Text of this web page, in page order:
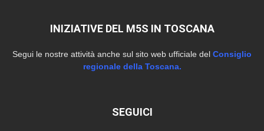
INIZIATIVE DEL M5S IN TOSCANA
Segui le nostre attività anche sul sito web ufficiale del Consiglio
regionale della Toscana.
SEGUICI